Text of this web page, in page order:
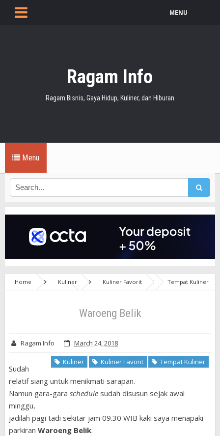
MENU
Ragam Info
Ragam Bisnis, Gaya Hidup, Kuliner, dan Hiburan
Menu
Home Kuliner Kuliner Favorit
Tempat Kuliner
Waroeng Belik
Waroeng Belik
Ragam Info March 24, 2018
Kuliner Kuliner Favorit Tempat Kuliner
Sudah
relatif siang untuk menikmati sarapan.
Namun gara-gara schedule sudah disusun sejak awal
minggu,
jadilah pagi tadi sekitar jam 09.30 WIB kaki saya menapaki
parkiran Waroeng Belik.